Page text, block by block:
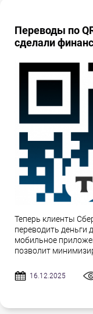
Переводы по
сделали
Теперь клиенты
переводить деньги
мобильное
позволит
16.12.2025